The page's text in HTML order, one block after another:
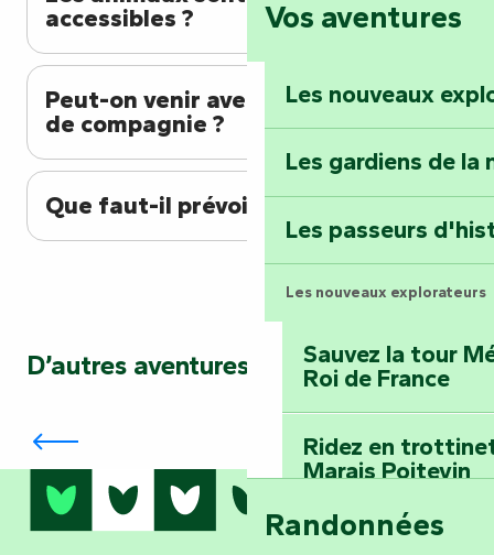
Foussais-Payré :
Faymoreau :
épopée minière
Terre d’étoiles :
Vos aventures
Les nouveaux
Les gardiens de la
Les passeurs
Les nouveaux explorateurs
Sauvez la tour
Roi de France
Ridez en
Marais Poitevin
Embarquez pour
Randonnées
accessibles ?
Peut-on venir avec un animal
de compagnie ?
Que faut-il prévoir ?
D’autres aventures vous attendent…
Laissez votre empreinte : les
randonnées pour les amoureux de la
nature